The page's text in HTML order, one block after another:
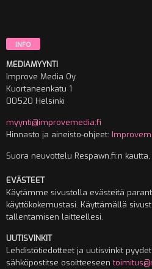
INFO
MEDIAMYYNTI
Improve Media Oy
Kuortaneenkatu 1
00520 Helsinki
myynti@improvemedia.fi
Hinnasto ja aineisto-ohjeet:
Suora neuvottelu Respawn.fi:n
EVÄSTEET
Käytämme sivustolla evästeitä
käyttökokemustasi. Käyttämällä
tallentamisen laitteellesi.
UUTISVINKIT
Lehdistötiedotteet ja uutisvinkit
sähköpostitse osoitteeseen